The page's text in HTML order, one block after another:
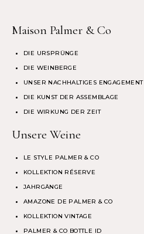
Maison Palmer & Co
DIE URSPRÜNGE
DIE WEINBERGE
UNSER NACHHALTIGES ENGAGEMENT
DIE KUNST DER ASSEMBLAGE
DIE WIRKUNG DER ZEIT
Unsere Weine
LE STYLE PALMER & CO
KOLLEKTION RÉSERVE
JAHRGÄNGE
AMAZONE DE PALMER & CO
KOLLEKTION VINTAGE
PALMER & CO BOTTLE ID